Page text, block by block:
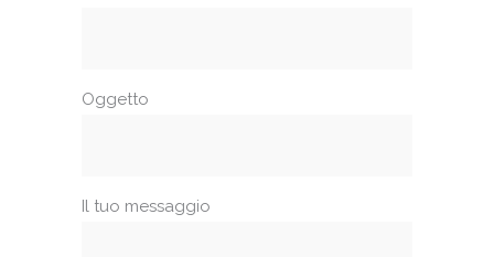
Oggetto
Il tuo messaggio